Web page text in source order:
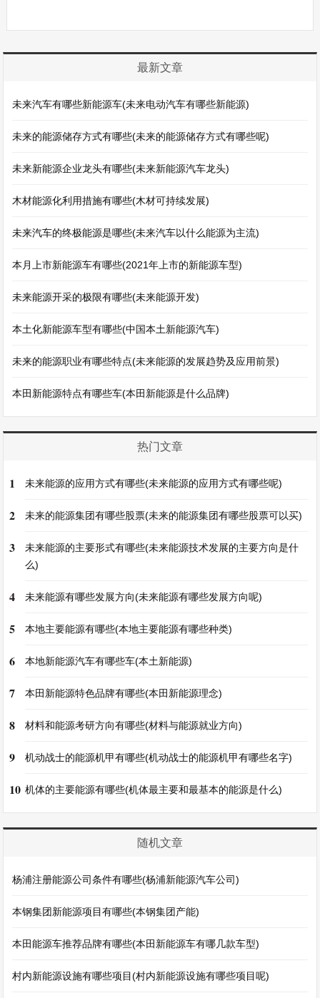
最新文章
未来汽车有哪些新能源车(未来电动汽车有哪些新能源)
未来的能源储存方式有哪些(未来的能源储存方式有哪些呢)
未来新能源企业龙头有哪些(未来新能源汽车龙头)
木材能源化利用措施有哪些(木材可持续发展)
未来汽车的终极能源是哪些(未来汽车以什么能源为主流)
本月上市新能源车有哪些(2021年上市的新能源车型)
未来能源开采的极限有哪些(未来能源开发)
本土化新能源车型有哪些(中国本土新能源汽车)
未来的能源职业有哪些特点(未来能源的发展趋势及应用前景)
本田新能源特点有哪些车(本田新能源是什么品牌)
热门文章
1 未来能源的应用方式有哪些(未来能源的应用方式有哪些呢)
2 未来的能源集团有哪些股票(未来的能源集团有哪些股票可以买)
3
未来能源的主要形式有哪些(未来能源技术发展的主要方向是什
么)
4 未来能源有哪些发展方向(未来能源有哪些发展方向呢)
5 本地主要能源有哪些(本地主要能源有哪些种类)
6 本地新能源汽车有哪些车(本土新能源)
7 本田新能源特色品牌有哪些(本田新能源理念)
8 材料和能源考研方向有哪些(材料与能源就业方向)
9 机动战士的能源机甲有哪些(机动战士的能源机甲有哪些名字)
10 机体的主要能源有哪些(机体最主要和最基本的能源是什么)
随机文章
杨浦注册能源公司条件有哪些(杨浦新能源汽车公司)
本钢集团新能源项目有哪些(本钢集团产能)
本田能源车推荐品牌有哪些(本田新能源车有哪几款车型)
村内新能源设施有哪些项目(村内新能源设施有哪些项目呢)